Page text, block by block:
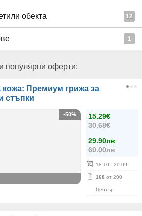
обекта 12
1
популярни оферти:
Премиум грижа за
стъпки
15.29€
30.68€
29.90лв
60.00лв
18.10 - 30.09
168 от 200
Център
-50%